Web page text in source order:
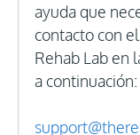
ayuda que
contacto con
Rehab Lab en
a continuación: